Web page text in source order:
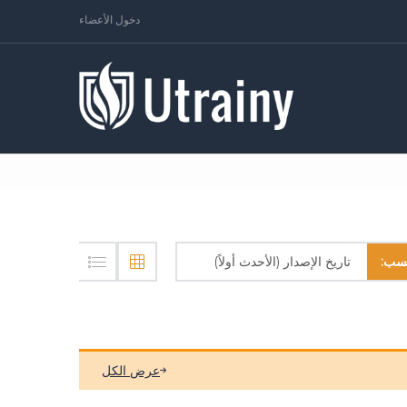
دخول الأعضاء
تاريخ الإصدار (الأحدث أولاً)
عرض الكل